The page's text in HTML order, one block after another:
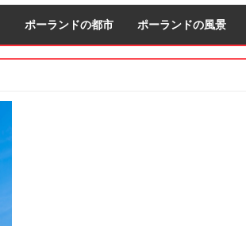
ポーランドの都市 ポーランドの風景